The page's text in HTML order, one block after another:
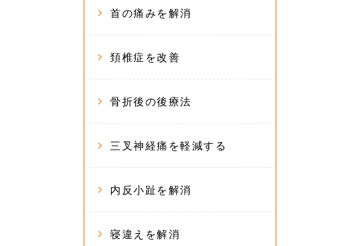
首の痛みを解消
頚椎症を改善
骨折後の後療法
三叉神経痛を軽減する
内反小趾を解消
寝違えを解消